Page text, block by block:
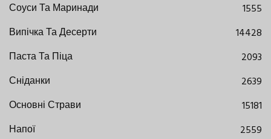
Соуси Та Маринади
1555
Випічка Та Десерти
14428
Паста Та Піца
2093
Сніданки
2639
Основні Страви
15181
Напої
2559